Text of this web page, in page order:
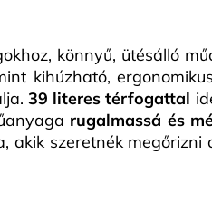
könnyű, ütésálló
kihúzható,
39 literes térfogattal
rugalmassá és
akik szeretnék